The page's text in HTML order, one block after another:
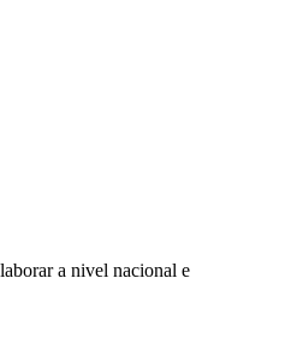
a nivel nacional e